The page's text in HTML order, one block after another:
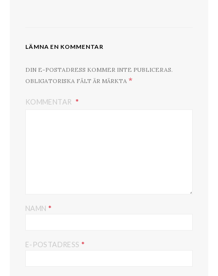
LÄMNA EN KOMMENTAR
DIN E-POSTADRESS KOMMER INTE PUBLICERAS.
OBLIGATORISKA FÄLT ÄR MÄRKTA *
KOMMENTAR
NAMN *
E-POSTADRESS *